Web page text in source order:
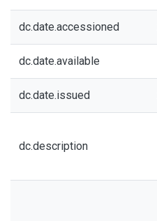
dc.date.accessioned
dc.date.available
dc.date.issued
dc.description